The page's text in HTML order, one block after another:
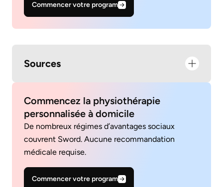
Commencer votre program
Sources
Commencez la physiothérapie
personnalisée à domicile
De nombreux régimes d’avantages sociaux
couvrent Sword. Aucune recommandation
médicale requise.
Commencer votre program